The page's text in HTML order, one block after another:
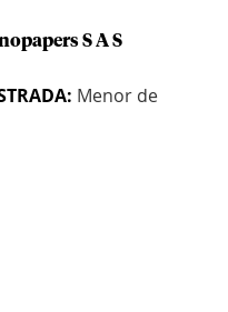
S A S
Menor de